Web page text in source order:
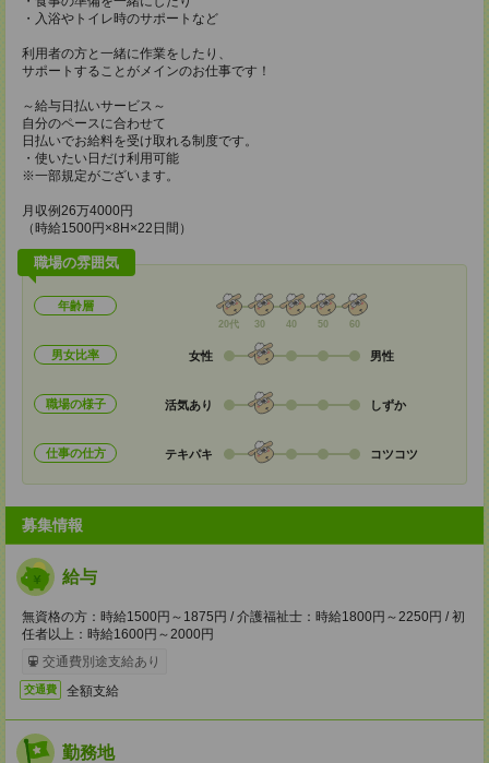
・入浴やトイレ時のサポートなど
利用者の方と一緒に作業をしたり、
サポートすることがメインのお仕事です！
～給与日払いサービス～
自分のペースに合わせて
日払いでお給料を受け取れる制度です。
・使いたい日だけ利用可能
※一部規定がございます。
月収例26万4000円
（時給1500円×8H×22日間）
職場の雰囲気
年齢層
20代 30 40 50 60
男女比率 女性 男性
職場の様子 活気あり しずか
仕事の仕方 テキパキ コツコツ
募集情報
給与
無資格の方：時給1500円～1875円 / 介護福祉士：時給1800円～2250円 / 初
任者以上：時給1600円～2000円
交通費別途支給あり
交通費 全額支給
勤務地